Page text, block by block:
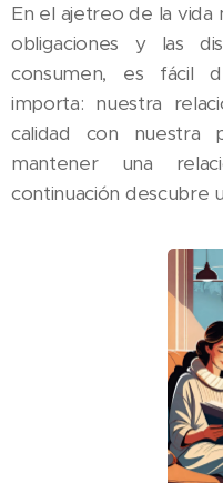
En el ajetreo de la vida
obligaciones y las
consumen, es fácil
importa: nuestra
calidad con nuestra
mantener una
continuación descubre